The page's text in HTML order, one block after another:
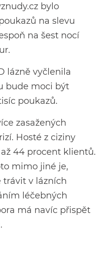
bylo
na slevu
na šest nocí
lázně vyčlenila
bude moci být
poukazů.
zasažených
Hosté z ciziny
44 procent klientů.
mimo jiné je,
trávit v lázních
léčebných
má navíc přispět